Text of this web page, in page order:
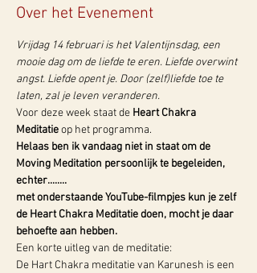
Over het Evenement
Vrijdag 14 februari is het Valentijnsdag, een
mooie dag om de liefde te eren. Liefde overwint
angst. Liefde opent je. Door (zelf)liefde toe te
laten, zal je leven veranderen.
Voor deze week staat de Heart Chakra
Meditatie op het programma.
Helaas ben ik vandaag niet in staat om de
Moving Meditation persoonlijk te begeleiden,
echter........
met onderstaande YouTube-filmpjes kun je zelf
de Heart Chakra Meditatie doen, mocht je daar
behoefte aan hebben.
Een korte uitleg van de meditatie:
De Hart Chakra meditatie van Karunesh is een